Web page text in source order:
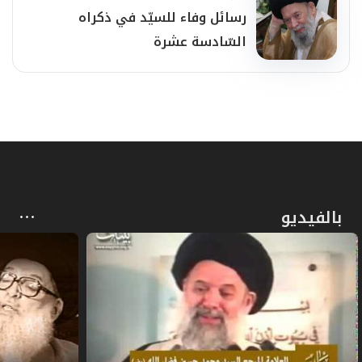
وَمَنْ شَاءَ فَلْيَكْفُرْ}[الكهف: 29].
فالنبيّ (ص) لم يحسب – في إبلاغه للرسالة –
هذا المجال، حتى إنّه عندما كان يتألم، فإنه
يتألم لأنَّ الناس في قلبه، وكان يرى أنَّ الخلاص
هو في اتباع الناس للرسالة، ولذلك كان يتألّم
لهم ولم يتألّم منهم.
وعلى هذا، فإنَّ هذه الآية تؤكّد أنّ هناك شيئاً
رسائل وفاء للسيّد في ذكراه
السّادسة عشرة
بالفيديو